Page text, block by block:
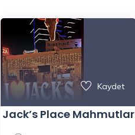
Kaydet
Jack’s Place Mahmutlar